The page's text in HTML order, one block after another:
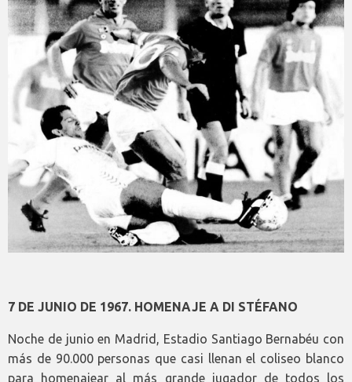
7 DE JUNIO DE 1967. HOMENAJE A DI STÉFANO
Noche de junio en Madrid, Estadio Santiago Bernabéu con
más de 90.000 personas que casi llenan el coliseo blanco
para homenajear al más grande jugador de todos los